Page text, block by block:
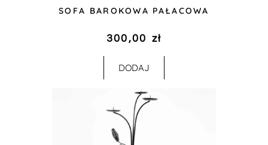
SOFA BAROKOWA PAŁACOWA
300,00 zł
DODAJ